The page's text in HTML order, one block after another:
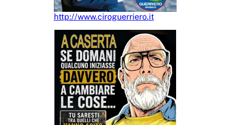
http://www.ciroguerriero.it